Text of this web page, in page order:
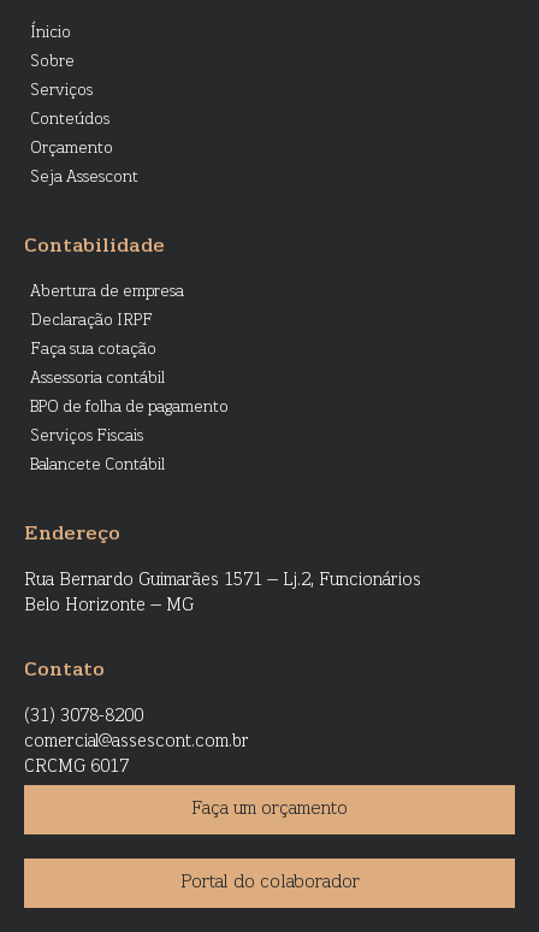
Ínicio
Sobre
Serviços
Conteúdos
Orçamento
Seja Assescont
Contabilidade
Abertura de empresa
Declaração IRPF
Faça sua cotação
Assessoria contábil
BPO de folha de pagamento
Serviços Fiscais
Balancete Contábil
Endereço
Rua Bernardo Guimarães 1571 – Lj.2, Funcionários
Belo Horizonte – MG
Contato
(31) 3078-8200
comercial@assescont.com.br
CRCMG 6017
Faça um orçamento
Portal do colaborador